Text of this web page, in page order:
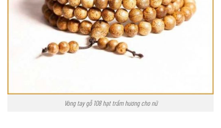
Vòng tay gỗ 108 hạt trầm hương cho nữ